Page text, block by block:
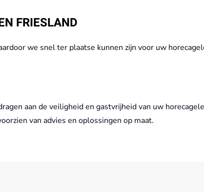
FRIESLAND
we snel ter plaatse kunnen zijn voor uw
aan de veiligheid en gastvrijheid van uw
van advies en oplossingen op maat.